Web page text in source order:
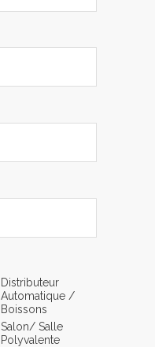
Distributeur
Automatique /
Boissons
Salon/ Salle
Polyvalente